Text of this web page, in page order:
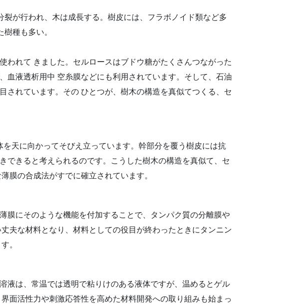
が行われ、木は成長する。樹皮には、フラボノイド類など多
種も多い。
れて きました。セルロースはブドウ糖がたくさんつながった
血液透析用中 空糸膜などにも利用されています。そして、石油
されています。その ひとつが、樹木の構造を真似てつくる、セ
天に向かってそびえ立っています。幹部分を覆う樹皮には抗
できると考えられるのです。こうした樹木の構造を真似て、セ
膜の合成法がすでに確立されています。
膜にそのような機能を付加することで、タンパク質の分離膜や
夫な材料となり、材料としての役目が終わったときにタンニン
。
液は、常温では透明で粘りけのある液体ですが、温めるとゲル
面活性力や刺激応答性を高めた材料開発への取り組みも始まっ